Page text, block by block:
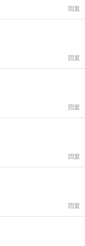
回复
回复
回复
回复
回复
或者提升权